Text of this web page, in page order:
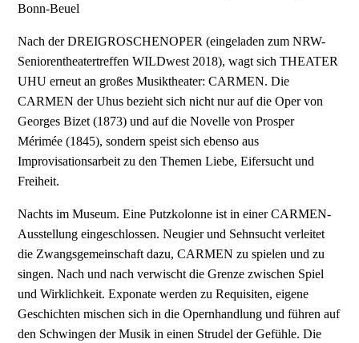
Bonn-Beuel
Nach der DREIGROSCHENOPER (eingeladen zum NRW-
Seniorentheatertreffen WILDwest 2018), wagt sich THEATER
UHU erneut an großes Musiktheater: CARMEN. Die
CARMEN der Uhus bezieht sich nicht nur auf die Oper von
Georges Bizet (1873) und auf die Novelle von Prosper
Mérimée (1845), sondern speist sich ebenso aus
Improvisationsarbeit zu den Themen Liebe, Eifersucht und
Freiheit.
Nachts im Museum. Eine Putzkolonne ist in einer CARMEN-
Ausstellung eingeschlossen. Neugier und Sehnsucht verleitet
die Zwangsgemeinschaft dazu, CARMEN zu spielen und zu
singen. Nach und nach verwischt die Grenze zwischen Spiel
und Wirklichkeit. Exponate werden zu Requisiten, eigene
Geschichten mischen sich in die Opernhandlung und führen auf
den Schwingen der Musik in einen Strudel der Gefühle. Die